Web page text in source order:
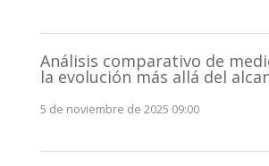
Análisis comparativo de
la evolución más allá del
5 de noviembre de 2025 09:00